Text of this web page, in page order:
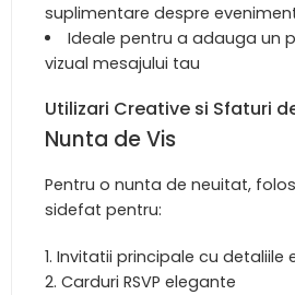
suplimentare despre
Ideale pentru a adauga un
vizual mesajului tau
Utilizari Creative si Sfaturi
Nunta de Vis
Pentru o nunta de neuitat,
sidefat pentru:
Invitatii principale cu detaliile
Carduri RSVP elegante